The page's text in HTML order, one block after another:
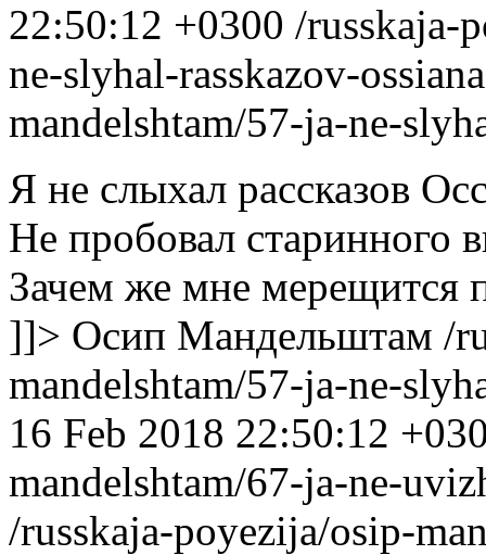
22:50:12 +0300 /russkaja-
ne-slyhal-rasskazov-
mandelshtam/57-ja-ne-
Я не слыхал рассказов
Не пробовал старинного
Зачем же мне мерещится
]]> Осип Мандельштам /
mandelshtam/57-ja-ne-
16 Feb 2018 22:50:12
mandelshtam/67-ja-ne-
/russkaja-poyezija/osip-